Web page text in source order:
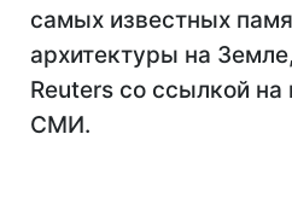
самых известных
архитектуры на
Reuters со ссылкой на
СМИ.